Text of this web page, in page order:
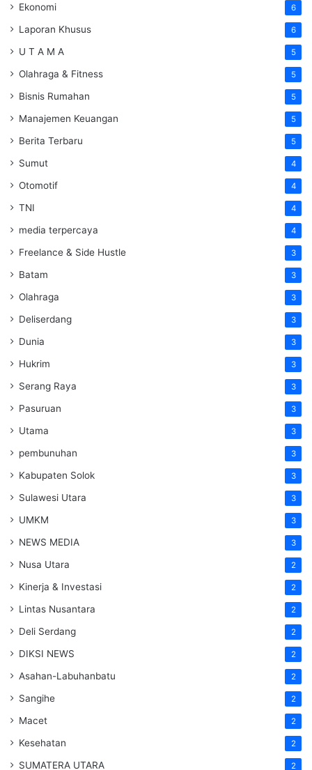
Ekonomi 6
Laporan Khusus 6
U T A M A 5
Olahraga & Fitness 5
Bisnis Rumahan 5
Manajemen Keuangan 5
Berita Terbaru 5
Sumut 4
Otomotif 4
TNI 4
media terpercaya 4
Freelance & Side Hustle 3
Batam 3
Olahraga 3
Deliserdang 3
Dunia 3
Hukrim 3
Serang Raya 3
Pasuruan 3
Utama 3
pembunuhan 3
Kabupaten Solok 3
Sulawesi Utara 3
UMKM 3
NEWS MEDIA 3
Nusa Utara 2
Kinerja & Investasi 2
Lintas Nusantara 2
Deli Serdang 2
DIKSI NEWS 2
Asahan-Labuhanbatu 2
Sangihe 2
Macet 2
Kesehatan 2
SUMATERA UTARA 2